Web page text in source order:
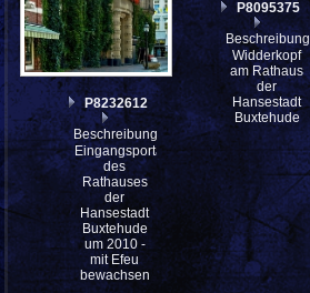
P8232612
Beschreibung:
Eingangsportal
des
Rathauses
der
Hansestadt
Buxtehude
um 2010 -
mit Efeu
bewachsen
P8095375
Beschreibung:
Widderkopf
am Rathaus
der
Hansestadt
Buxtehude